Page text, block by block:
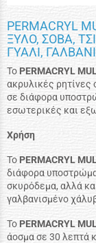
PERMACRYL
ΞΥΛΟ, ΣΟΒΑ,
ΓΥΑΛΙ,
Το PERMACRYL
ακρυλικές ρητίνες
σε διάφορα
εσωτερικές και
Χρήση
ToPERMACRYL
διάφορα
σκυρόδεμα, αλλά
γαλβανισμένο
ToPERMACRYL
άοσμα σε 30 λεπτά